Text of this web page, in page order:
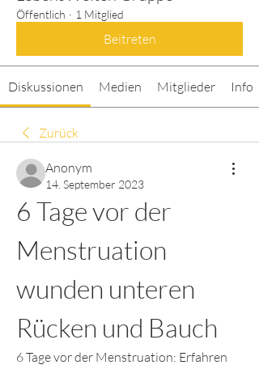
Öffentlich · 1 Mitglied
Beitreten
Diskussionen Medien Mitglieder Info
Zurück
Anonym
14. September 2023
6 Tage vor der
Menstruation
wunden unteren
Rücken und Bauch
6 Tage vor der Menstruation: Erfahren